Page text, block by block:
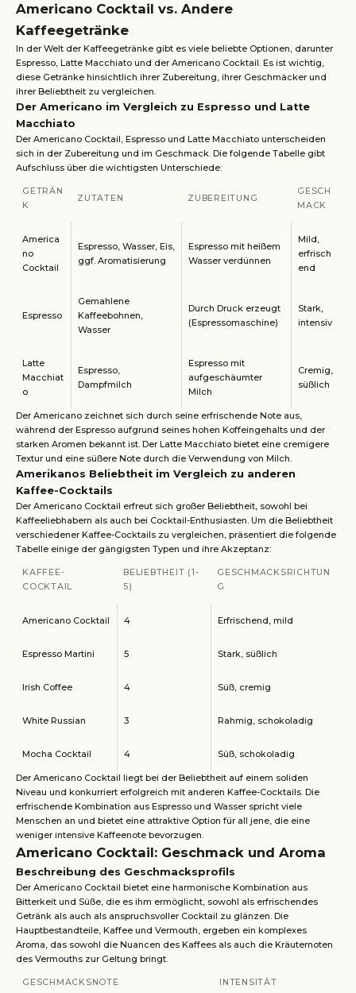
Americano Cocktail vs. Andere
Kaffeegetränke
In der Welt der Kaffeegetränke gibt es viele beliebte Optionen, darunter
Espresso, Latte Macchiato und der Americano Cocktail. Es ist wichtig,
diese Getränke hinsichtlich ihrer Zubereitung, ihrer Geschmäcker und
ihrer Beliebtheit zu vergleichen.
Der Americano im Vergleich zu Espresso und Latte
Macchiato
Der Americano Cocktail, Espresso und Latte Macchiato unterscheiden
sich in der Zubereitung und im Geschmack. Die folgende Tabelle gibt
Aufschluss über die wichtigsten Unterschiede:
GETRÄN
K
ZUTATEN ZUBEREITUNG
GESCH
MACK
America
no
Cocktail
Espresso, Wasser, Eis,
ggf. Aromatisierung
Espresso mit heißem
Wasser verdünnen
Mild,
erfrisch
end
Espresso
Gemahlene
Kaffeebohnen,
Wasser
Durch Druck erzeugt
(Espressomaschine)
Stark,
intensiv
Latte
Macchiat
o
Espresso,
Dampfmilch
Espresso mit
aufgeschäumter
Milch
Cremig,
süßlich
Der Americano zeichnet sich durch seine erfrischende Note aus,
während der Espresso aufgrund seines hohen Koffeingehalts und der
starken Aromen bekannt ist. Der Latte Macchiato bietet eine cremigere
Textur und eine süßere Note durch die Verwendung von Milch.
Amerikanos Beliebtheit im Vergleich zu anderen
Kaffee-Cocktails
Der Americano Cocktail erfreut sich großer Beliebtheit, sowohl bei
Kaffeeliebhabern als auch bei Cocktail-Enthusiasten. Um die Beliebtheit
verschiedener Kaffee-Cocktails zu vergleichen, präsentiert die folgende
Tabelle einige der gängigsten Typen und ihre Akzeptanz:
KAFFEE-
COCKTAIL
BELIEBTHEIT (1-
5)
GESCHMACKSRICHTUN
G
Americano Cocktail 4 Erfrischend, mild
Espresso Martini 5 Stark, süßlich
Irish Coffee 4 Süß, cremig
White Russian 3 Rahmig, schokoladig
Mocha Cocktail 4 Süß, schokoladig
Der Americano Cocktail liegt bei der Beliebtheit auf einem soliden
Niveau und konkurriert erfolgreich mit anderen Kaffee-Cocktails. Die
erfrischende Kombination aus Espresso und Wasser spricht viele
Menschen an und bietet eine attraktive Option für all jene, die eine
weniger intensive Kaffeenote bevorzugen.
Americano Cocktail: Geschmack und Aroma
Beschreibung des Geschmacksprofils
Der Americano Cocktail bietet eine harmonische Kombination aus
Bitterkeit und Süße, die es ihm ermöglicht, sowohl als erfrischendes
Getränk als auch als anspruchsvoller Cocktail zu glänzen. Die
Hauptbestandteile, Kaffee und Vermouth, ergeben ein komplexes
Aroma, das sowohl die Nuancen des Kaffees als auch die Kräuternoten
des Vermouths zur Geltung bringt.
GESCHMACKSNOTE INTENSITÄT